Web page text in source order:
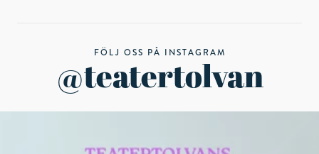
FÖLJ OSS PÅ INSTAGRAM
@teatertolvan